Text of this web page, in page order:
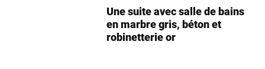
Une suite avec salle de bains
en marbre gris, béton et
robinetterie or